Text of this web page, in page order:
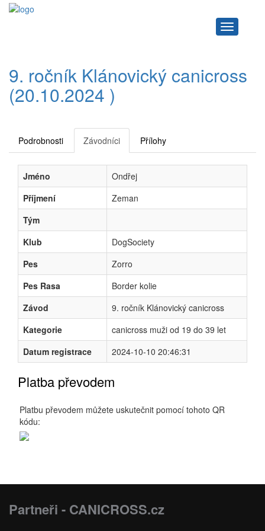
Navigace
9. ročník Klánovický canicross
(20.10.2024 )
Podrobnosti Závodníci Přílohy
Jméno
Ondřej
Příjmení
Zeman
Tým
Klub
DogSociety
Pes
Zorro
Pes Rasa
Border kolie
Závod
9. ročník Klánovický canicross
Kategorie
canicross muži od 19 do 39 let
Datum registrace
2024-10-10 20:46:31
Platba převodem
Platbu převodem můžete uskutečnit pomocí tohoto QR
kódu:
Partneři - CANICROSS.cz